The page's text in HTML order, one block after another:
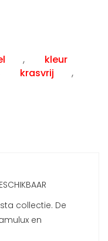
,
kleur
krasvrij
,
collectie. De
en